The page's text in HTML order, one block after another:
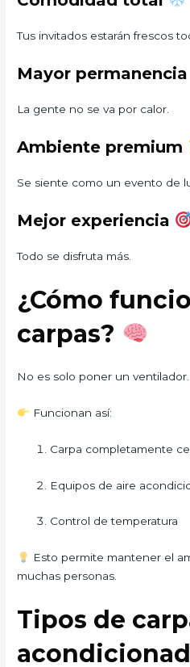
Tus invitados estarán frescos
Mayor permanencia
La gente no se va por calor.
Ambiente premium
Se siente como un evento de
Mejor experiencia
Todo se disfruta más.
¿Cómo
carpas?
No es solo poner un ventilador.
Funcionan así:
Carpa completamente
Equipos de aire
Control de temperatura
Esto permite mantener el
muchas personas.
Tipos de